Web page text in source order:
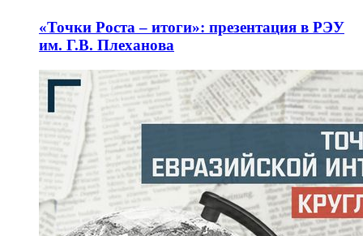
«Точки Роста – итоги»: презентация в РЭУ
им. Г.В. Плеханова